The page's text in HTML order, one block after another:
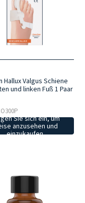
Hallux Valgus Schiene
und linken Fuß 1 Paar
Sie sich ein, um
anzusehen und
einzukaufen